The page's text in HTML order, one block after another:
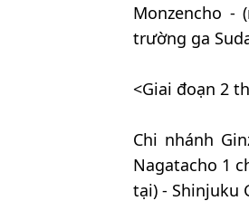
Monzencho -
trường ga
<Giai đoạn 2
Chi nhánh
Nagatacho 1
tại) - Shinjuku